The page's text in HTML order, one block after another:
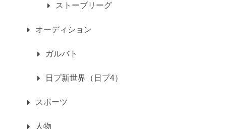
ストーブリーグ
オーディション
ガルバト
日プ新世界（日プ4）
スポーツ
人物